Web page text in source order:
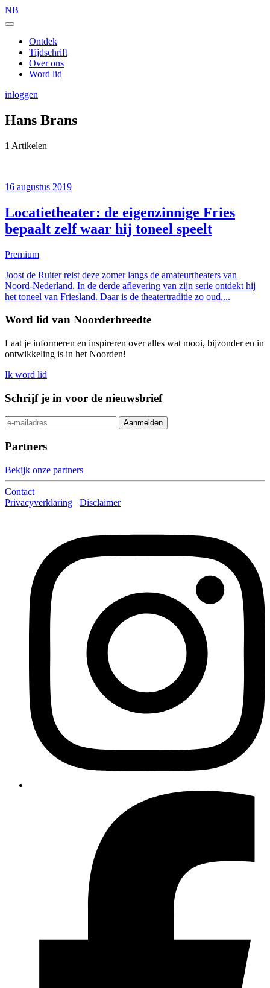
NB
Ontdek
Tijdschrift
Over ons
Word lid
inloggen
Hans Brans
1 Artikelen
16 augustus 2019
Locatietheater: de eigenzinnige Fries
bepaalt zelf waar hij toneel speelt
Premium
Joost de Ruiter reist deze zomer langs de amateurtheaters van
Noord-Nederland. In de derde aflevering van zijn serie ontdekt hij
het toneel van Friesland. Daar is de theatertraditie zo oud,...
Word lid van Noorderbreedte
Laat je informeren en inspireren over alles wat mooi, bijzonder en in
ontwikkeling is in het Noorden!
Ik word lid
Schrijf je in voor de nieuwsbrief
Partners
Bekijk onze partners
Contact
Privacyverklaring
Disclaimer